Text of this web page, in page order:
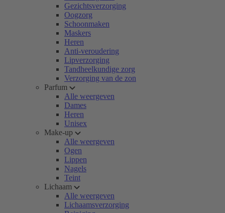
Gezichtsverzorging
Oogzorg
Schoonmaken
Maskers
Heren
Anti-veroudering
Lipverzorging
Tandheelkundige zorg
Verzorging van de zon
Parfum
Alle weergeven
Dames
Heren
Unisex
Make-up
Alle weergeven
Ogen
Lippen
Nagels
Teint
Lichaam
Alle weergeven
Lichaamsverzorging